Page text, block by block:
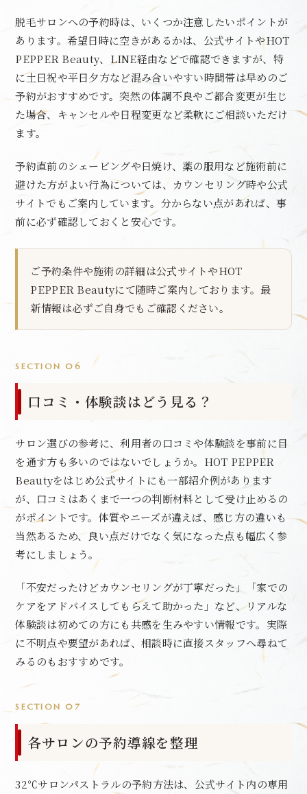
脱毛サロンへの予約時は、いくつか注意したいポイントが
あります。希望日時に空きがあるかは、公式サイトやHOT
PEPPER Beauty、LINE経由などで確認できますが、特
に土日祝や平日夕方など混み合いやすい時間帯は早めのご
予約がおすすめです。突然の体調不良やご都合変更が生じ
た場合、キャンセルや日程変更など柔軟にご相談いただけ
ます。
予約直前のシェービングや日焼け、薬の服用など施術前に
避けた方がよい行為については、カウンセリング時や公式
サイトでもご案内しています。分からない点があれば、事
前に必ず確認しておくと安心です。
ご予約条件や施術の詳細は公式サイトやHOT
PEPPER Beautyにて随時ご案内しております。最
新情報は必ずご自身でもご確認ください。
SECTION 06
口コミ・体験談はどう見る？
サロン選びの参考に、利用者の口コミや体験談を事前に目
を通す方も多いのではないでしょうか。HOT PEPPER
Beautyをはじめ公式サイトにも一部紹介例があります
が、口コミはあくまで一つの判断材料として受け止めるの
がポイントです。体質やニーズが違えば、感じ方の違いも
当然あるため、良い点だけでなく気になった点も幅広く参
考にしましょう。
「不安だったけどカウンセリングが丁寧だった」「家での
ケアをアドバイスしてもらえて助かった」など、リアルな
体験談は初めての方にも共感を生みやすい情報です。実際
に不明点や要望があれば、相談時に直接スタッフへ尋ねて
みるのもおすすめです。
SECTION 07
各サロンの予約導線を整理
32℃サロンパストラルの予約方法は、公式サイト内の専用